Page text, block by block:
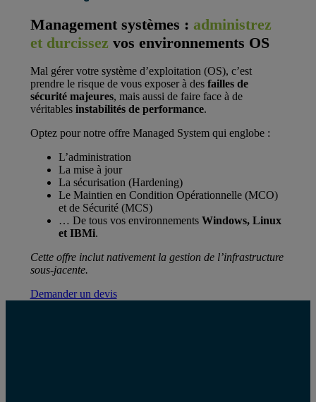
Management systèmes : administrez
et durcissez vos environnements OS
Mal gérer votre système d’exploitation (OS), c’est
prendre le risque de vous exposer à des failles de
sécurité majeures, mais aussi de faire face à de
véritables instabilités de performance.
Optez pour notre offre Managed System qui englobe :
L’administration
La mise à jour
La sécurisation (Hardening)
Le Maintien en Condition Opérationnelle (MCO)
et de Sécurité (MCS)
… De tous vos environnements Windows, Linux
et IBMi.
Cette offre inclut nativement la gestion de l’infrastructure
sous-jacente.
Demander un devis